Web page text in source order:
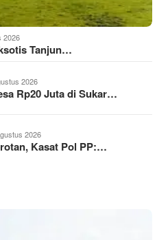
2026
Tanjun…
2026
Rp20 Juta di Sukar…
2026
Kasat Pol PP:…